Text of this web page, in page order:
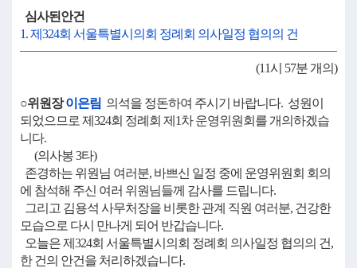
심사된안건
1. 제324회 서울특별시의회 정례회 의사일정 협의의 건
(11시 57분 개의)
○위원장이은림 의석을 정돈하여 주시기 바랍니다. 성원이
되었으므로 제324회 정례회 제1차 운영위원회를 개의하겠습
니다.
(의사봉 3타)
존경하는 위원님 여러분, 바쁘신 일정 중에 운영위원회 회의
에 참석해 주신 여러 위원님들께 감사를 드립니다.
그리고 김용석 사무처장을 비롯한 관계 직원 여러분, 건강한
모습으로 다시 만나게 되어 반갑습니다.
오늘은 제324회 서울특별시의회 정례회 의사일정 협의의 건,
한 건의 안건을 처리하겠습니다.